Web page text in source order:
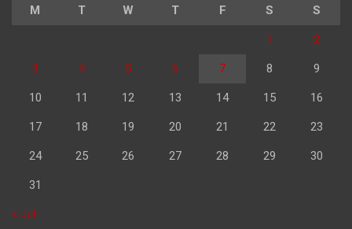
M T W T F S S
1 2
3 4 5 6 7 8 9
10 11 12 13 14 15 16
17 18 19 20 21 22 23
24 25 26 27 28 29 30
31
« Jul